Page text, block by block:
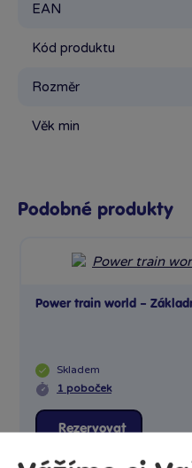
EAN
Kód produktu
Rozměr
Věk min
Podobné produkty
Power train world –
Skladem
1 poboček
Rezervovat